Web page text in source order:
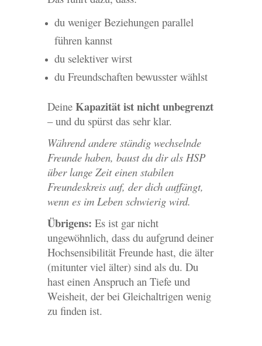
du weniger Beziehungen parallel
führen kannst
du selektiver wirst
du Freundschaften bewusster wählst
Deine Kapazität ist nicht unbegrenzt
– und du spürst das sehr klar.
Während andere ständig wechselnde
Freunde haben, baust du dir als HSP
über lange Zeit einen stabilen
Freundeskreis auf, der dich auffängt,
wenn es im Leben schwierig wird.
Übrigens: Es ist gar nicht
ungewöhnlich, dass du aufgrund deiner
Hochsensibilität Freunde hast, die älter
(mitunter viel älter) sind als du. Du
hast einen Anspruch an Tiefe und
Weisheit, der bei Gleichaltrigen wenig
zu finden ist.